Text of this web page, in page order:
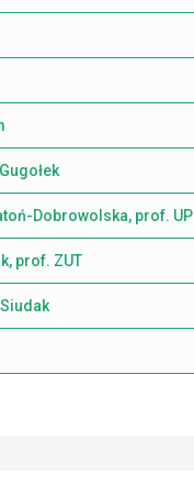
Dobrowolska, prof. UP
prof. ZUT